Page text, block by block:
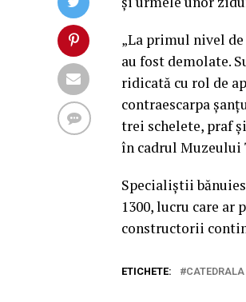
„La primul nivel de
au fost demolate.
ridicată cu rol de
contraescarpa
trei schelete, praf
în cadrul
Specialiştii
1300, lucru care
constructorii
ETICHETE: